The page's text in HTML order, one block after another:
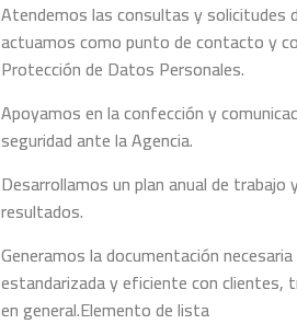
Atendemos las consultas y solicitudes
actuamos como punto de contacto y
Protección de Datos Personales.
Apoyamos en la confección y
seguridad ante la Agencia.
Desarrollamos un plan anual de trabajo
resultados.
Generamos la documentación
estandarizada y eficiente con clientes,
en general.Elemento de lista